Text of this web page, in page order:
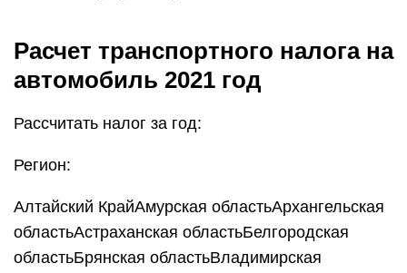
Расчет транспортного налога на
автомобиль 2021 год
Рассчитать налог за год:
Регион:
Алтайский КрайАмурская областьАрхангельская
областьАстраханская областьБелгородская
областьБрянская областьВладимирская